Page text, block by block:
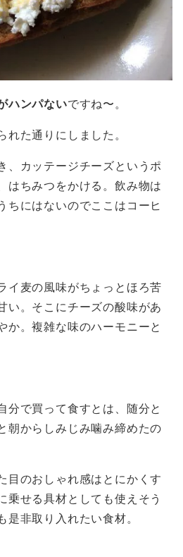
ハンパないですね〜。
れた通りにしました。
、カッテージチーズというポ
はちみつをかける。飲み物は
ちにはないのでここはコーヒ
イ麦の風味がちょっとほろ苦
い。そこにチーズの酸味があ
か。複雑な味のハーモニーと
分で買って食すとは、随分と
朝からしみじみ噛み締めたの
目のおしゃれ感はとにかくす
乗せる具材としても使えそう
是非取り入れたい食材。